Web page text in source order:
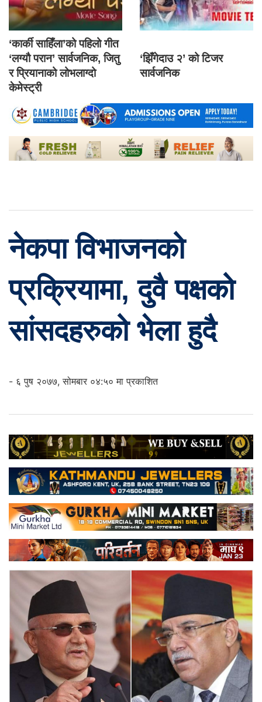
‘कार्की साहिँला’को पहिलो गीत
‘लग्यौ परान’ सार्वजनिक, जितु
र प्रियानाको लोभलाग्दो
केमेस्ट्री
‘झिँगेदाउ २’ को टिजर
सार्वजनिक
नेकपा विभाजनको
प्रक्रियामा, दुवै पक्षको
सांसदहरुको भेला हुदै
- ६ पुष २०७७, सोमबार ०४:५० मा प्रकाशित